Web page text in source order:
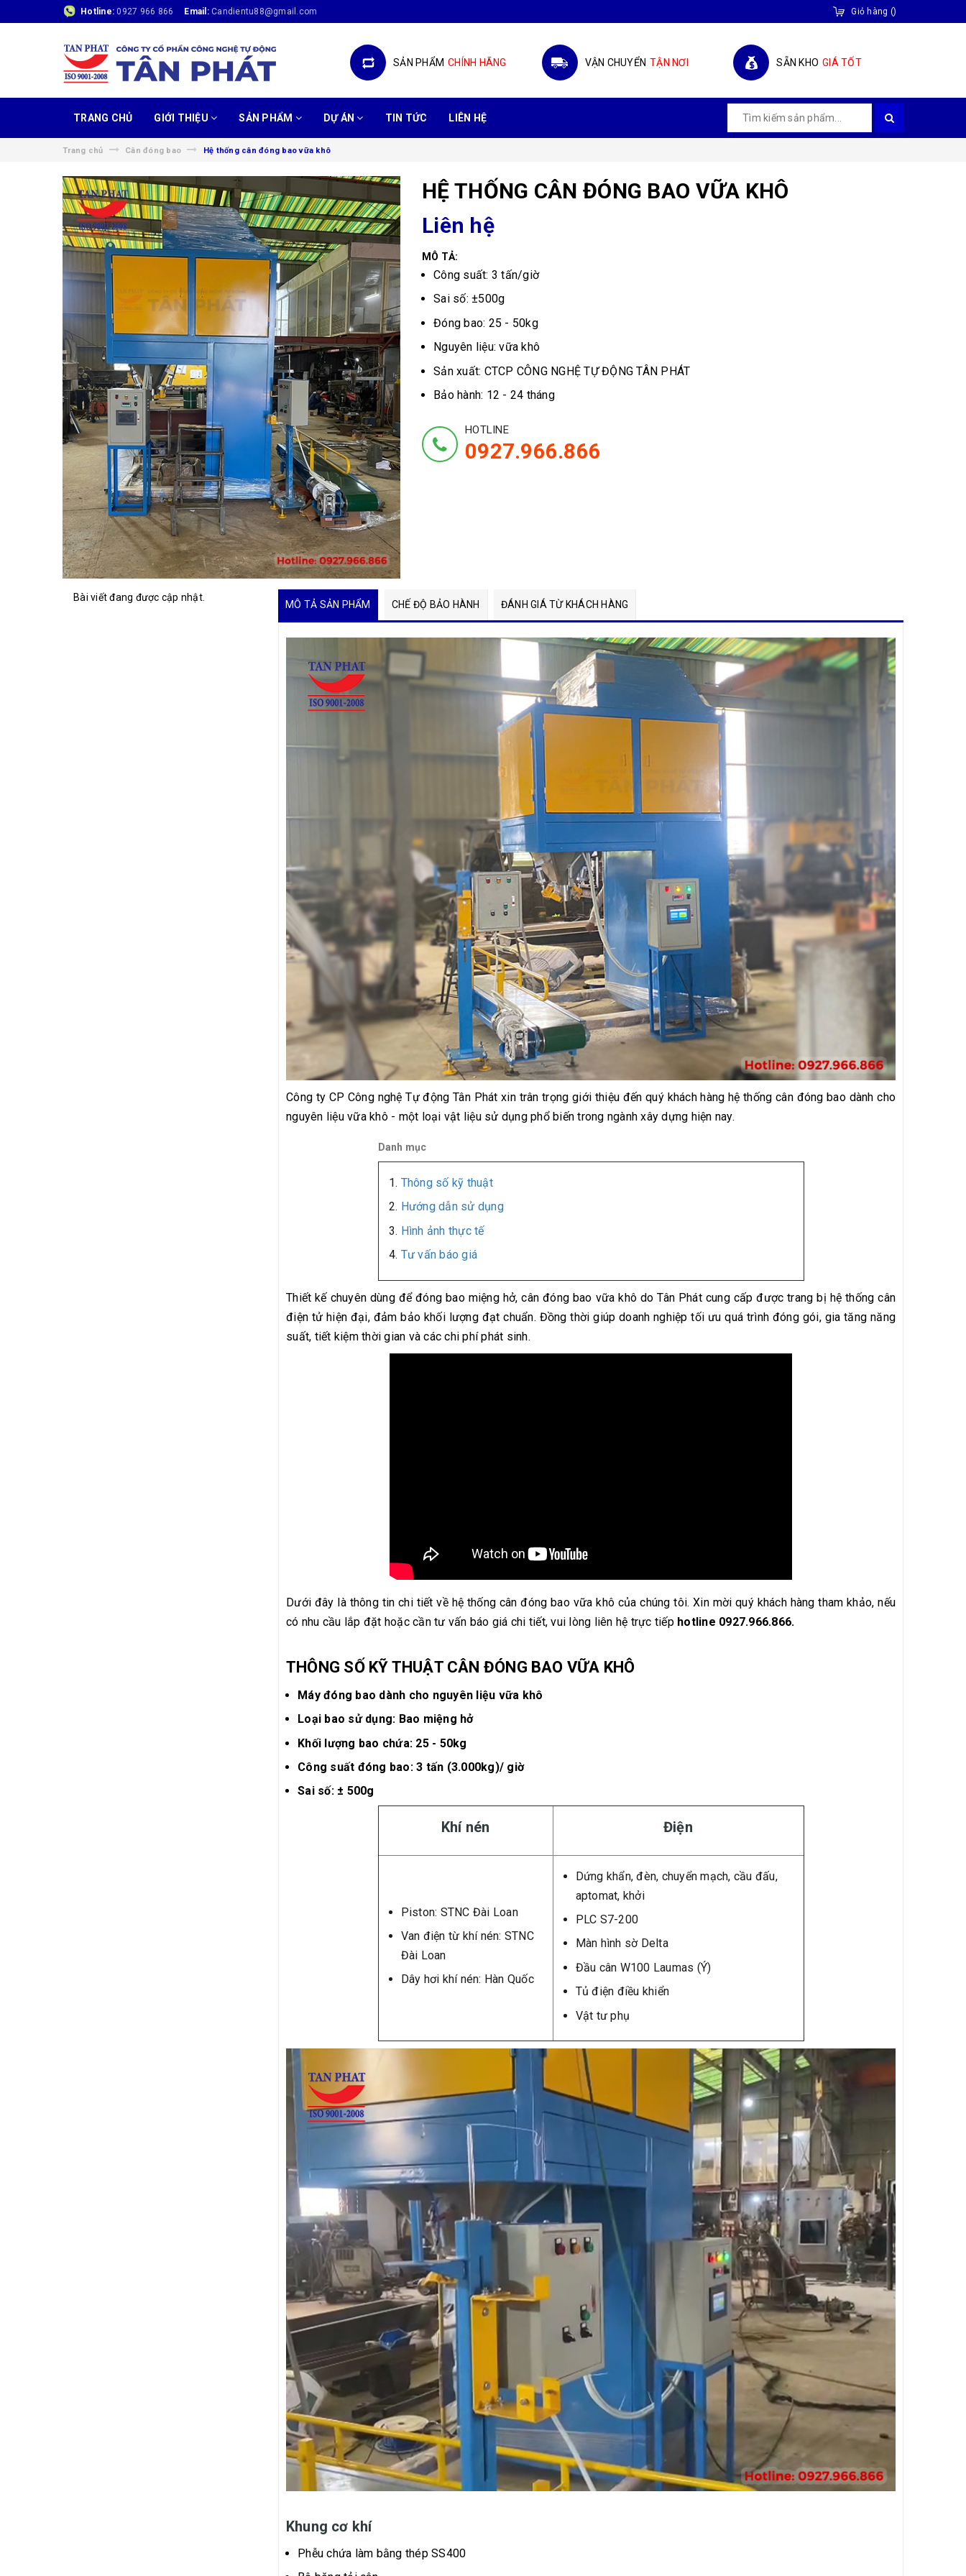
Hotline:0927 966 866 Email: Candientu88@gmail.com Giỏ hàng ()
SẢN PHẨM CHÍNH HÃNG VẬN CHUYỂN TẬN NƠI SẴN KHO GIÁ TỐT
TRANG CHỦ GIỚI THIỆU SẢN PHẨM DỰ ÁN TIN TỨC LIÊN HỆ
Trang chủ Cân đóng bao Hệ thống cân đóng bao vữa khô
HỆ THỐNG CÂN ĐÓNG BAO VỮA KHÔ
Liên hệ
MÔ TẢ:
Công suất: 3 tấn/giờ
Sai số: ±500g
Đóng bao: 25 - 50kg
Nguyên liệu: vữa khô
Sản xuất: CTCP CÔNG NGHỆ TỰ ĐỘNG TÂN PHÁT
Bảo hành: 12 - 24 tháng
HOTLINE
0927.966.866
MÔ TẢ SẢN PHẨM CHẾ ĐỘ BẢO HÀNH ĐÁNH GIÁ TỪ KHÁCH HÀNG
Công ty CP Công nghệ Tự động Tân Phát xin trân trọng giới thiệu đến quý khách hàng hệ thống cân đóng bao dành cho
nguyên liệu vữa khô - một loại vật liệu sử dụng phổ biến trong ngành xây dựng hiện nay.
Danh mục
Thông số kỹ thuật
Hướng dẫn sử dụng
Hình ảnh thực tế
Tư vấn báo giá
Thiết kế chuyên dùng để đóng bao miệng hở, cân đóng bao vữa khô do Tân Phát cung cấp được trang bị hệ thống cân
điện tử hiện đại, đảm bảo khối lượng đạt chuẩn. Đồng thời giúp doanh nghiệp tối ưu quá trình đóng gói, gia tăng năng
suất, tiết kiệm thời gian và các chi phí phát sinh.
Dưới đây là thông tin chi tiết về hệ thống cân đóng bao vữa khô của chúng tôi. Xin mời quý khách hàng tham khảo, nếu
có nhu cầu lắp đặt hoặc cần tư vấn báo giá chi tiết, vui lòng liên hệ trực tiếp hotline 0927.966.866.
THÔNG SỐ KỸ THUẬT CÂN ĐÓNG BAO VỮA KHÔ
Máy đóng bao dành cho nguyên liệu vữa khô
Loại bao sử dụng: Bao miệng hở
Khối lượng bao chứa: 25 - 50kg
Công suất đóng bao: 3 tấn (3.000kg)/ giờ
Sai số: ± 500g
Khí nén Điện
Piston: STNC Đài Loan
Van điện từ khí nén: STNC
Đài Loan
Dây hơi khí nén: Hàn Quốc
Dứng khẩn, đèn, chuyển mạch, cầu đấu,
aptomat, khởi
PLC S7-200
Màn hình sờ Delta
Đầu cân W100 Laumas (Ý)
Tủ điện điều khiển
Vật tư phụ
Khung cơ khí
Phễu chứa làm bằng thép SS400
Bài viết đang được cập nhật.